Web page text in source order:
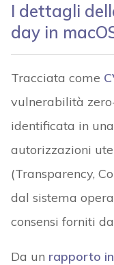
I dettagli
day in
Tracciata come
vulnerabilità
identificata in
autorizzazioni
(Transparency,
dal sistema
consensi forniti
Da un rapporto